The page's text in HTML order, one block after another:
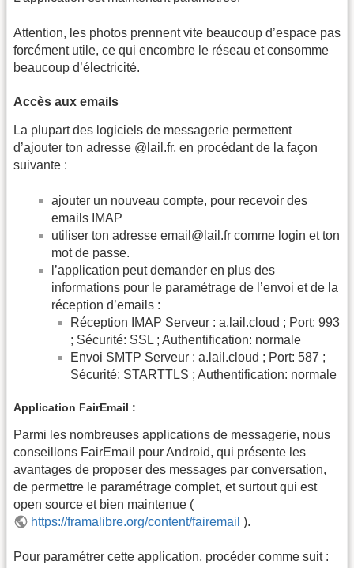
Attention, les photos prennent vite beaucoup d’espace pas
forcément utile, ce qui encombre le réseau et consomme
beaucoup d’électricité.
Accès aux emails
La plupart des logiciels de messagerie permettent
d’ajouter ton adresse @lail.fr, en procédant de la façon
suivante :
ajouter un nouveau compte, pour recevoir des
emails IMAP
utiliser ton adresse email@lail.fr comme login et ton
mot de passe.
l’application peut demander en plus des
informations pour le paramétrage de l’envoi et de la
réception d’emails :
Réception IMAP Serveur : a.lail.cloud ; Port: 993
; Sécurité: SSL ; Authentification: normale
Envoi SMTP Serveur : a.lail.cloud ; Port: 587 ;
Sécurité: STARTTLS ; Authentification: normale
Application FairEmail :
Parmi les nombreuses applications de messagerie, nous
conseillons FairEmail pour Android, qui présente les
avantages de proposer des messages par conversation,
de permettre le paramétrage complet, et surtout qui est
open source et bien maintenue (
https://framalibre.org/content/fairemail ).
Pour paramétrer cette application, procéder comme suit :